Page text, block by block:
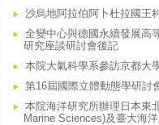
沙烏地阿拉伯阿卜杜拉國王
全變中心與德國永續發展高
研究座談研討會後記
本院大氣科學系參訪京都大
第16屆國際立體動態學研討
本院海洋研究所辦理日本東
Marine Sciences)及臺大海